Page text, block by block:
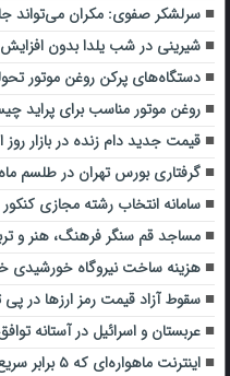
سرلشکر صفوی: مکران می‌تواند
شیرینی در شب یلدا بدون
دستگاه‌های پرکن روغن موتور
روغن موتور مناسب برای پراید
قیمت جدید دام زنده در بازار
گرفتاری بورس تهران در طلسم
سامانه انتخاب رشته مجازی کنکور سراسری
مساجد قم سنگر فرهنگ، هنر و
هزینه ساخت نیروگاه خورشیدی
سقوط آزاد قیمت رمز ارزها در
عربستان و اسرائیل در آستانه توافق
اینترنت ماهواره‌ای که ۵ برابر سریع‌تر از استارلینک است!